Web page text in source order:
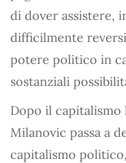
di dover assistere,
difficilmente
potere politico in
sostanziali
Dopo il
Milanovic passa a
capitalismo